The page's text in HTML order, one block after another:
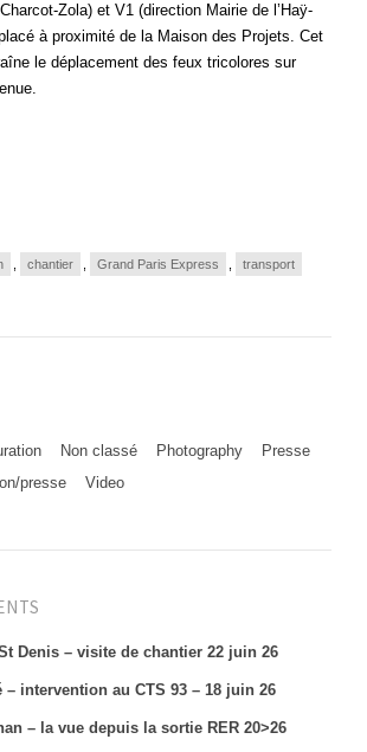
Zola) et V1 (direction Mairie de l’Haÿ-
à proximité de la Maison des Projets. Cet
le déplacement des feux tricolores sur
chantier Grand Paris Express transport
Non classé Photography
Presse
presse Video
Denis – visite de chantier 22 juin 26
– intervention au CTS 93 – 18 juin 26
– la vue depuis la sortie RER 20>26